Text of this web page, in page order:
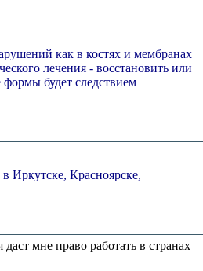
как в костях и мембранах
лечения - восстановить или
будет следствием
Иркутске, Красноярске,
мне право работать в странах